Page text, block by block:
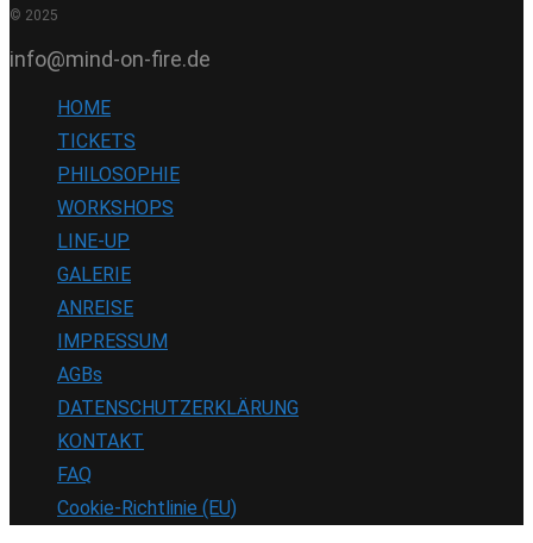
© 2025
info@mind-on-fire.de
HOME
TICKETS
PHILOSOPHIE
WORKSHOPS
LINE-UP
GALERIE
ANREISE
IMPRESSUM
AGBs
DATENSCHUTZERKLÄRUNG
KONTAKT
FAQ
Cookie-Richtlinie (EU)